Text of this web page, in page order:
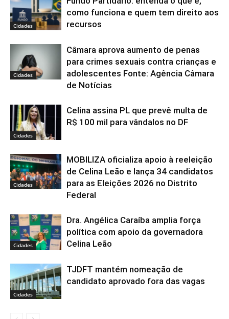
Cidades
como funciona e quem tem direito aos
recursos
Cidades
Câmara aprova aumento de penas
para crimes sexuais contra crianças e
adolescentes Fonte: Agência Câmara
de Notícias
Cidades
Celina assina PL que prevê multa de
R$ 100 mil para vândalos no DF
Cidades
MOBILIZA oficializa apoio à reeleição
de Celina Leão e lança 34 candidatos
para as Eleições 2026 no Distrito
Federal
Cidades
Dra. Angélica Caraíba amplia força
política com apoio da governadora
Celina Leão
Cidades
TJDFT mantém nomeação de
candidato aprovado fora das vagas